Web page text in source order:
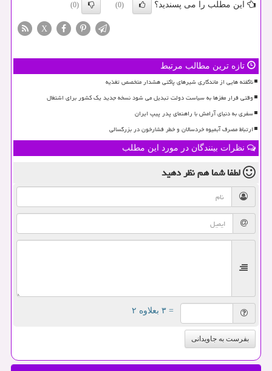
این مطلب را می پسندید؟ (0)
(0)
X
تازه ترین مطالب مرتبط
ناگفته هایی از ماندگاری شیرهای پاکتی هشدار متخصص تغذیه
وقتی فرار مغزها به سیاست دولت تبدیل می شود نسخه جدید یک کشور برای اشتغال
سفری به دنیای آرامش با راهنمای پدر پیپ ایران
ارتباط مصرف آبمیوه خردسالان و خطر فشارخون در بزرگسالی
نظرات بینندگان در مورد این مطلب
لطفا شما همنظر دهید
= ۳ بعلاوه ۲
بفرست به جاویدانی